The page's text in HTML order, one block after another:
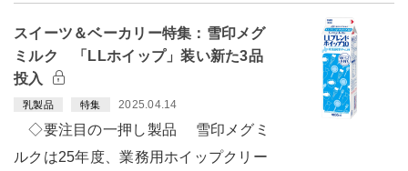
スイーツ＆ベーカリー特集：雪印メグ
ミルク 「LLホイップ」装い新た3品
投入
乳製品 特集 2025.04.14
◇要注目の一押し製品 雪印メグミ
ルクは25年度、業務用ホイップクリー